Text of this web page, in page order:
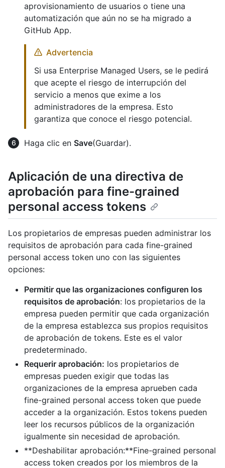
aprovisionamiento de usuarios o tiene una
automatización que aún no se ha migrado a
GitHub App.
Advertencia
Si usa Enterprise Managed Users, se le pedirá
que acepte el riesgo de interrupción del
servicio a menos que exime a los
administradores de la empresa. Esto
garantiza que conoce el riesgo potencial.
Haga clic en Save(Guardar).
Aplicación de una directiva de
aprobación para fine-grained
personal access tokens
Los propietarios de empresas pueden administrar los
requisitos de aprobación para cada fine-grained
personal access token uno con las siguientes
opciones:
Permitir que las organizaciones configuren los
requisitos de aprobación: los propietarios de la
empresa pueden permitir que cada organización
de la empresa establezca sus propios requisitos
de aprobación de tokens. Este es el valor
predeterminado.
Requerir aprobación: los propietarios de
empresas pueden exigir que todas las
organizaciones de la empresa aprueben cada
fine-grained personal access token que puede
acceder a la organización. Estos tokens pueden
leer los recursos públicos de la organización
igualmente sin necesidad de aprobación.
**Deshabilitar aprobación:**Fine-grained personal
access token creados por los miembros de la